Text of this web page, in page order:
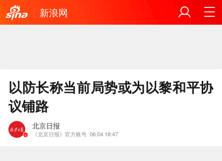
新浪网
以防长称当前局势或为以黎和平协
议铺路
北京日报
《北京日报》官方账号 06.04 18:47